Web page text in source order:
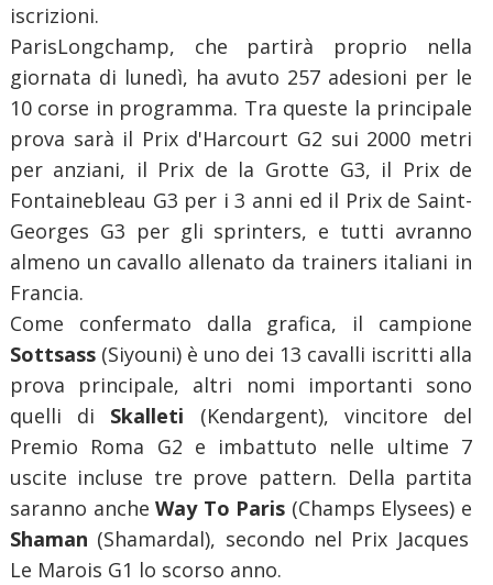
iscrizioni.
ParisLongchamp, che partirà proprio nella
giornata di lunedì, ha avuto 257 adesioni per le
10 corse in programma. Tra queste la principale
prova sarà il Prix d'Harcourt G2 sui 2000 metri
per anziani, il Prix de la Grotte G3, il Prix de
Fontainebleau G3 per i 3 anni ed il Prix de Saint-
Georges G3 per gli sprinters, e tutti avranno
almeno un cavallo allenato da trainers italiani in
Francia.
Come confermato dalla grafica, il campione
Sottsass(Siyouni) è uno dei 13 cavalli iscritti alla
prova principale, altri nomi importanti sono
quelli di Skalleti (Kendargent), vincitore del
Premio Roma G2 e imbattuto nelle ultime 7
uscite incluse tre prove pattern. Della partita
saranno ancheWay To Paris (Champs Elysees) e
Shaman (Shamardal), secondo nel Prix Jacques
Le Marois G1 lo scorso anno.